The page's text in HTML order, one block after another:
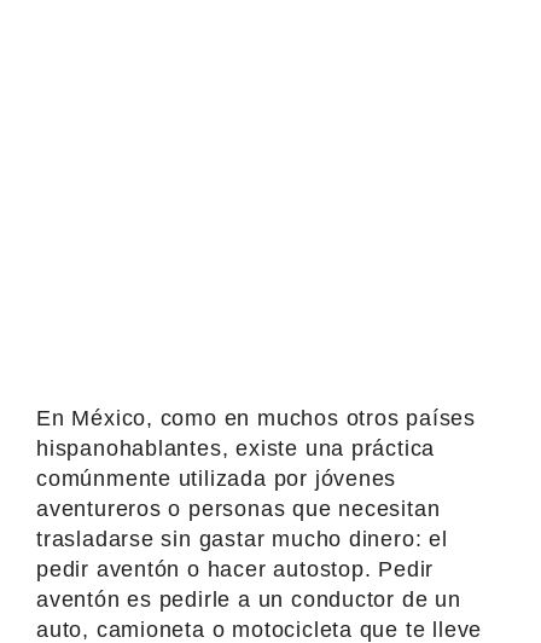
En México, como en muchos otros países
hispanohablantes, existe una práctica
comúnmente utilizada por jóvenes
aventureros o personas que necesitan
trasladarse sin gastar mucho dinero: el
pedir aventón o hacer autostop. Pedir
aventón es pedirle a un conductor de un
auto, camioneta o motocicleta que te lleve